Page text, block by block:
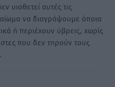
υιοθετεί αυτές τις
να διαγράψουμε όποια
ή περιέχουν ύβρεις, χωρίς
που δεν τηρούν τους